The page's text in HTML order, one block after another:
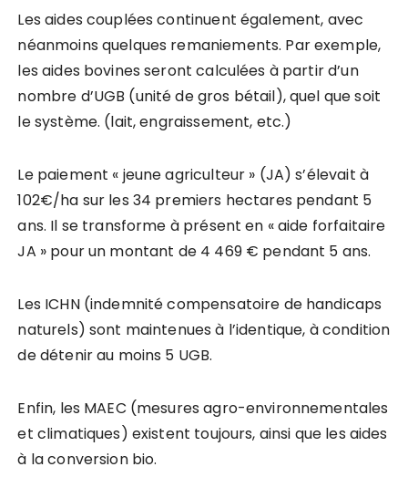
Les aides couplées continuent également, avec
néanmoins quelques remaniements. Par exemple,
les aides bovines seront calculées à partir d’un
nombre d’UGB (unité de gros bétail), quel que soit
le système. (lait, engraissement, etc.)
Le paiement « jeune agriculteur » (JA) s’élevait à
102€/ha sur les 34 premiers hectares pendant 5
ans. Il se transforme à présent en « aide forfaitaire
JA » pour un montant de 4 469 € pendant 5 ans.
Les ICHN (indemnité compensatoire de handicaps
naturels) sont maintenues à l’identique, à condition
de détenir au moins 5 UGB.
Enfin, les MAEC (mesures agro-environnementales
et climatiques) existent toujours, ainsi que les aides
à la conversion bio.